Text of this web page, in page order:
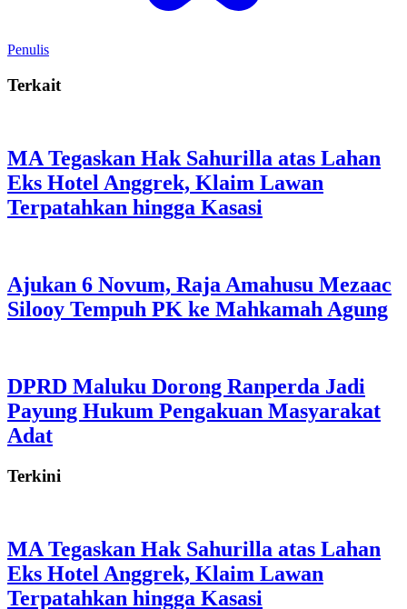
Penulis
Terkait
MA Tegaskan Hak Sahurilla atas Lahan
Eks Hotel Anggrek, Klaim Lawan
Terpatahkan hingga Kasasi
Ajukan 6 Novum, Raja Amahusu Mezaac
Silooy Tempuh PK ke Mahkamah Agung
DPRD Maluku Dorong Ranperda Jadi
Payung Hukum Pengakuan Masyarakat
Adat
Terkini
MA Tegaskan Hak Sahurilla atas Lahan
Eks Hotel Anggrek, Klaim Lawan
Terpatahkan hingga Kasasi